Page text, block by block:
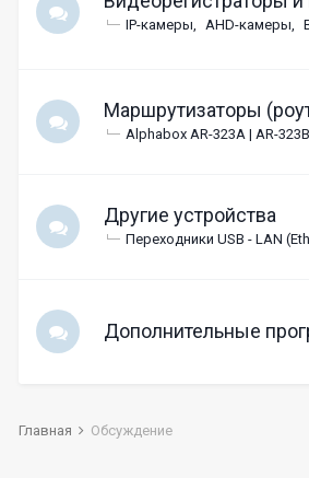
IP-камеры AHD-камеры
Маршрутизаторы
Alphabox AR-323A | AR-323B
Другие устройства
Переходники USB - LAN
Дополнительные
Главная Обсуждение